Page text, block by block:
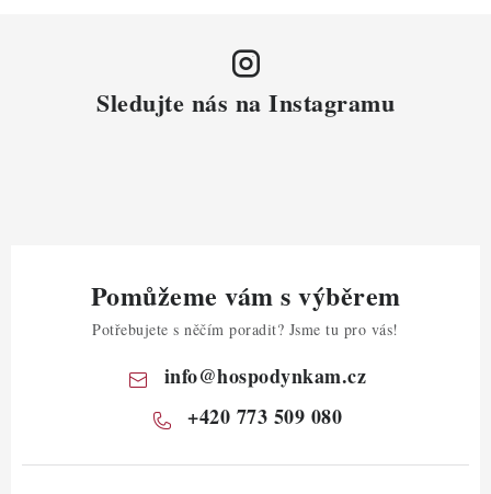
Sledujte nás na Instagramu
Pomůžeme vám s výběrem
Potřebujete s něčím poradit? Jsme tu pro vás!
info@hospodynkam.cz
+420 773 509 080